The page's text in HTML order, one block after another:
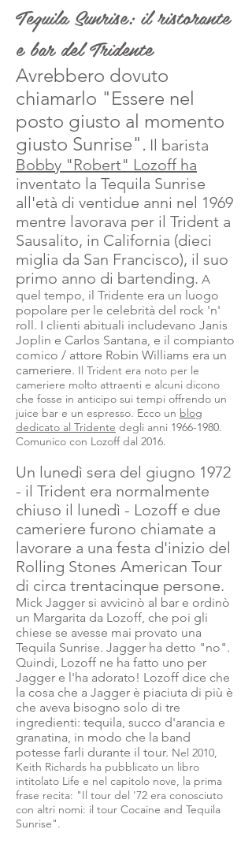
Tequila Sunrise: il ristorante
e bar del Tridente
Avrebbero dovuto
chiamarlo "Essere nel
posto giusto al momento
giusto Sunrise". Il barista
Bobby "Robert" Lozoff ha
inventato la Tequila Sunrise
all'età di ventidue anni nel 1969
mentre lavorava per il Trident a
Sausalito, in California (dieci
miglia da San Francisco), il suo
primo anno di bartending. A
quel tempo, il Tridente era un luogo
popolare per le celebrità del rock 'n'
roll. I clienti abituali includevano Janis
Joplin e Carlos Santana, e il compianto
comico / attore Robin Williams era un
cameriere. Il Trident era noto per le
cameriere molto attraenti e alcuni dicono
che fosse in anticipo sui tempi offrendo un
juice bar e un espresso. Ecco un blog
dedicato al Tridente degli anni 1966-1980.
Comunico con Lozoff dal 2016.
Un lunedì sera del giugno 1972
- il Trident era normalmente
chiuso il lunedì - Lozoff e due
cameriere furono chiamate a
lavorare a una festa d'inizio del
Rolling Stones American Tour
di circa trentacinque persone.
Mick Jagger si avvicinò al bar e ordinò
un Margarita da Lozoff, che poi gli
chiese se avesse mai provato una
Tequila Sunrise. Jagger ha detto "no".
Quindi, Lozoff ne ha fatto uno per
Jagger e l'ha adorato! Lozoff dice che
la cosa che a Jagger è piaciuta di più è
che aveva bisogno solo di tre
ingredienti: tequila, succo d'arancia e
granatina, in modo che la band
potesse farli durante il tour. Nel 2010,
Keith Richards ha pubblicato un libro
intitolato Life e nel capitolo nove, la prima
frase recita: "Il tour del '72 era conosciuto
con altri nomi: il tour Cocaine and Tequila
Sunrise".